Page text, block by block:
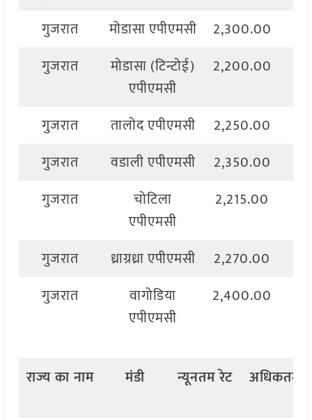
गुजरात
मोडासा एपीएमसी 2,300.00
गुजरात
मोडासा (टिन्टोई)
एपीएमसी
2,200.00
गुजरात तालोद एपीएमसी 2,250.00
गुजरात
वडाली एपीएमसी 2,350.00
गुजरात
चोटिला
एपीएमसी
2,215.00
गुजरात ध्राग्रध्रा एपीएमसी 2,270.00
गुजरात
वागोडिया
एपीएमसी
2,400.00
राज्यकानाम मंडी न्यूनतमरेट अधिकतम